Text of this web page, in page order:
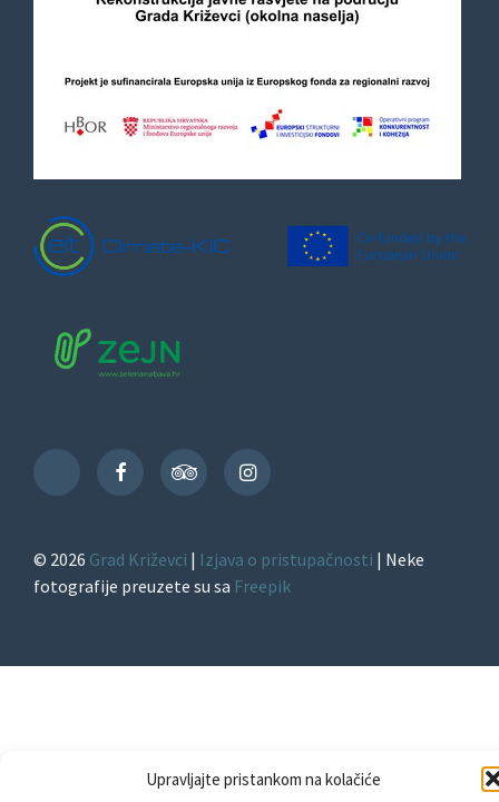
Upravljajte pristankom na kolačiće
TikTok
FacebookTripAdvisorInstagram
© 2026 Grad Križevci | Izjava o pristupačnosti | Neke
fotografije preuzete su sa Freepik